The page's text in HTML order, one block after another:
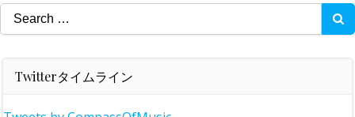
Search
for:
Twitterタイムライン